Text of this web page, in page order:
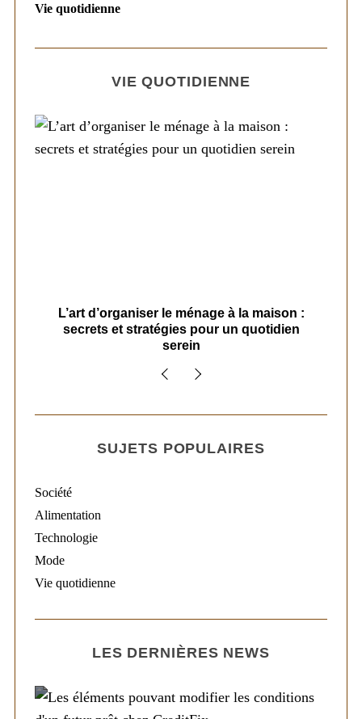
Vie quotidienne
VIE QUOTIDIENNE
L’art d’organiser le ménage à la maison :
secrets et stratégies pour un quotidien
serein
SUJETS POPULAIRES
Société
Alimentation
Technologie
Mode
Vie quotidienne
LES DERNIÈRES NEWS